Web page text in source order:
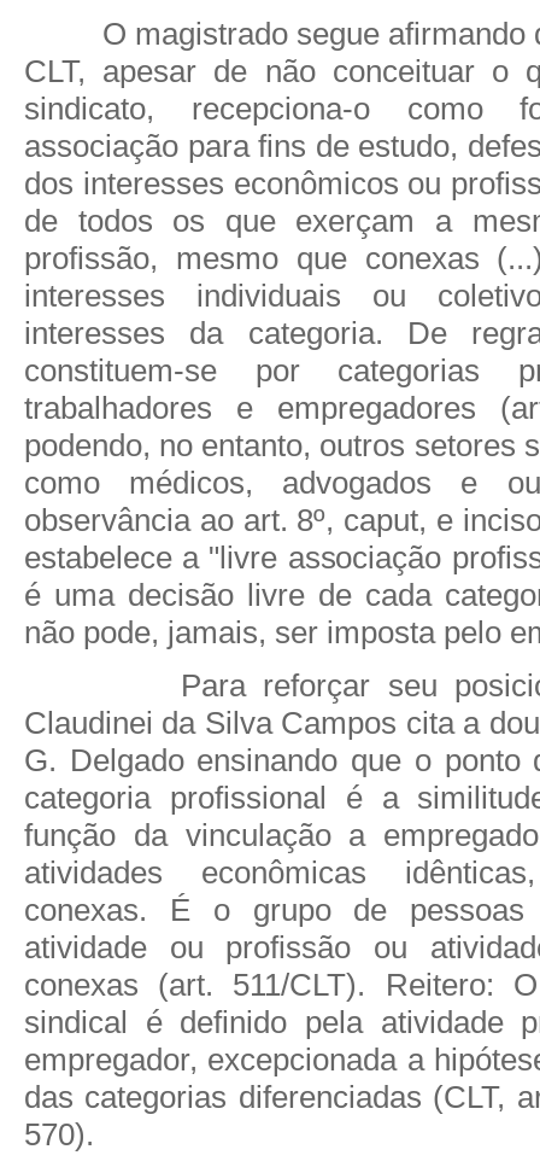
O magistrado segue afirmando
CLT, apesar de não conceituar o
sindicato, recepciona-o como
associação para fins de estudo,
dos interesses econômicos ou
de todos os que exerçam a
profissão, mesmo que conexas
interesses individuais ou
interesses da categoria. De
constituem-se por categorias
trabalhadores e empregadores
podendo, no entanto, outros setores
como médicos, advogados e
observância ao art. 8º, caput, e
estabelece a "livre associação
é uma decisão livre de cada
não pode, jamais, ser imposta pelo
Para reforçar seu
Claudinei da SilvaCampos cita a
G. Delgado ensinando que o ponto
categoria profissional é a
função da vinculação a
atividades econômicas
conexas. É o grupo de
atividade ou profissão ou
conexas (art. 511/CLT). Reitero:
sindical é definido pela atividade
empregador, excepcionada a
das categorias diferenciadas (CLT,
570).